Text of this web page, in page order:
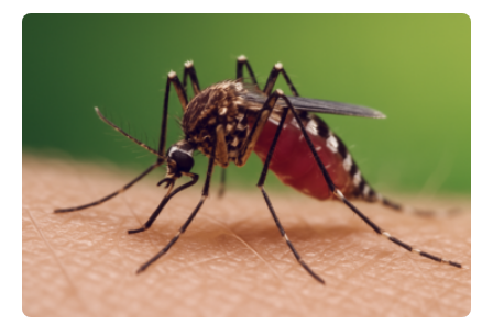
Grünalgen, die vor Hunderten von Millionen Jahren
lebten. Unter den Vorfahren sticht eine Gruppe heraus,
die noch heute in der Natur vorkommt: die
Süßwasseralge Coleochaetophyceae. Einige Arten
dieser Gruppe bilden aus Zellfäden dichte Geflechte
mit scheibenförmiger Gestalt. Was auffällig ist: Die
nächsten…